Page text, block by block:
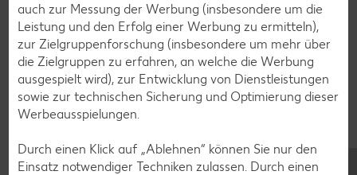
Apfelkuchen-Rezepte
Schokokuchen-Rezepte
Torten-Rezepte
Eis-Rezepte
Pfannkuchen-Rezepte
Plätzchen-Rezepte
auch zur Messung der Werbung (insbesondere um die
Leistung und den Erfolg einer Werbung zu ermitteln),
zur Zielgruppenforschung (insbesondere um mehr über
die Zielgruppen zu erfahren, an welche die Werbung
ausgespielt wird), zur Entwicklung von Dienstleistungen
sowie zur technischen Sicherung und Optimierung dieser
Werbeausspielungen.
Durch einen Klick auf „Ablehnen“ können Sie nur den
Einsatz notwendiger Techniken zulassen. Durch einen